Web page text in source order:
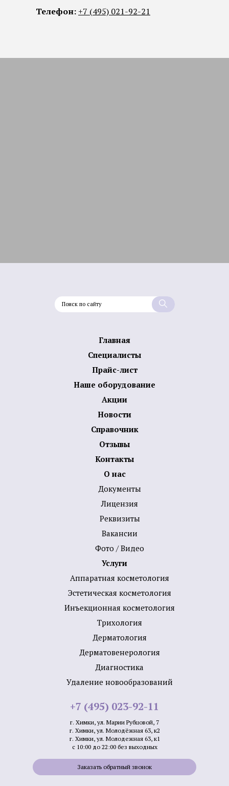
Телефон: +7 (495) 021-92-21
Главная
Специалисты
Прайс-лист
Наше оборудование
Акции
Новости
Справочник
Отзывы
Контакты
О нас
Документы
Лицензия
Реквизиты
Вакансии
Фото / Видео
Услуги
Аппаратная косметология
Эстетическая косметология
Инъекционная косметология
Трихология
Дермато­логия
Дерматовенерология
Диагностика
Удаление новообразований
+7 (495) 023-92-11
г. Химки, ул. Марии Рубцовой, 7
г. Химки, ул. Молодёжная 63, к2
г. Химки, ул. Молодежная 63, к1
с 10:00 до 22:00 без выходных
Заказать обратный звонок